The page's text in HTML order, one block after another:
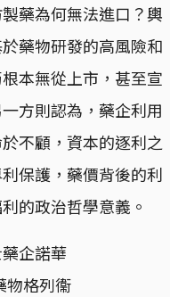
藥為何無法進口？輿
藥物研發的高風險和
本無從上市，甚至宣
方則認為，藥企利用
不顧，資本的逐利之
保護，藥價背後的利
的政治哲學意義。
企諾華
物格列衞